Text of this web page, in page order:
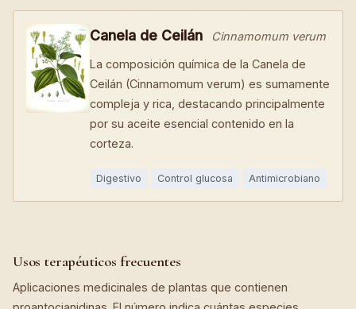
Canela de Ceilán Cinnamomum verum
La composición química de la Canela de
Ceilán (Cinnamomum verum) es sumamente
compleja y rica, destacando principalmente
por su aceite esencial contenido en la
corteza.
Digestivo Control glucosa Antimicrobiano
Usos terapéuticos frecuentes
Aplicaciones medicinales de plantas que contienen